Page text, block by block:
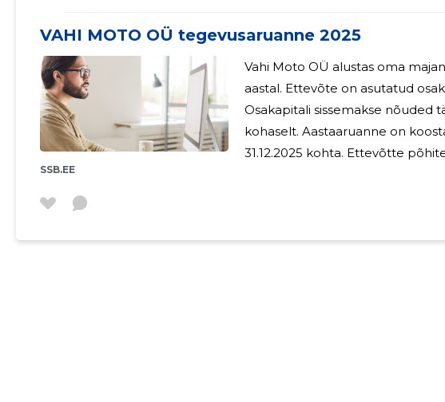
VAHI MOTO OÜ tegevusaruanne 2025
SSB.EE
Vahi Moto OÜ alustas oma
aastal. Ettevõte on asutatud
Osakapitali sissemakse nõuded
kohaselt. Aastaaruanne on koostatud perioodi 01.01.2025-
31.12.2025 kohta. Ettevõtte põhitegevusalaks aruandeaastal oli
teeniti 28701.- eurot ning kogu müük